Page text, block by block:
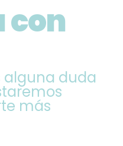
con
alguna duda
más